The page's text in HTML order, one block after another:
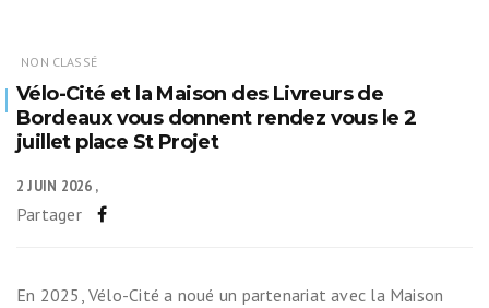
NON CLASSÉ
Vélo-Cité et la Maison des Livreurs de
Bordeaux vous donnent rendez vous le 2
juillet place St Projet
2 JUIN 2026
Partager
En 2025, Vélo-Cité a noué un partenariat avec la Maison